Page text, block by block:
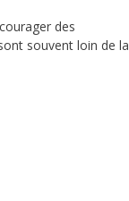
des
souvent loin de la